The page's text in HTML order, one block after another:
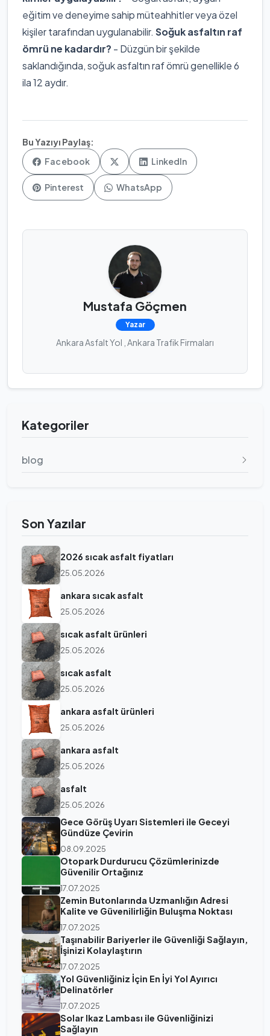
eğitim ve deneyime sahip müteahhitler veya özel
kişiler tarafından uygulanabilir. Soğuk asfaltın raf
ömrü ne kadardır? - Düzgün bir şekilde
saklandığında, soğuk asfaltın raf ömrü genellikle 6
ila 12 aydır.
Bu Yazıyı Paylaş:
Facebook
LinkedIn
Pinterest WhatsApp
Mustafa Göçmen
Yazar
Ankara Asfalt Yol , Ankara Trafik Firmaları
Kategoriler
blog
Son Yazılar
2026 sıcak asfalt fiyatları
25.05.2026
ankara sıcak asfalt
25.05.2026
sıcak asfalt ürünleri
25.05.2026
sıcak asfalt
25.05.2026
ankara asfalt ürünleri
25.05.2026
ankara asfalt
25.05.2026
asfalt
25.05.2026
Gece Görüş Uyarı Sistemleri ile Geceyi
Gündüze Çevirin
08.09.2025
Otopark Durdurucu Çözümlerinizde
Güvenilir Ortağınız
17.07.2025
Zemin Butonlarında Uzmanlığın Adresi
Kalite ve Güvenilirliğin Buluşma Noktası
17.07.2025
Taşınabilir Bariyerler ile Güvenliği Sağlayın,
İşinizi Kolaylaştırın
17.07.2025
Yol Güvenliğiniz İçin En İyi Yol Ayırıcı
Delinatörler
17.07.2025
Solar Ikaz Lambası ile Güvenliğinizi
Sağlayın